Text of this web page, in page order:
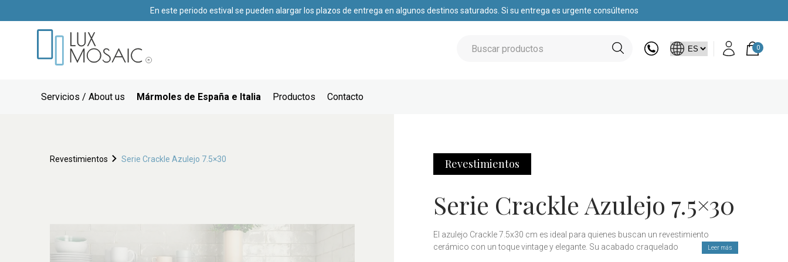
En este periodo estival se pueden alargar los plazos de entrega en algunos destinos saturados. Si su entrega es urgente consúltenos
0
Servicios / About us Mármoles de España e Italia Productos Contacto
Revestimientos Serie Crackle Azulejo 7.5×30 Revestimientos
Serie Crackle Azulejo 7.5×30
El azulejo Crackle 7.5x30 cm es ideal para quienes buscan un revestimiento
cerámico con un toque vintage y elegante. Su acabado craquelado, que crea una
Leer más